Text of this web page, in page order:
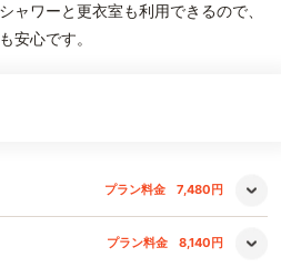
ャワーと更衣室も利用できるので、
安心です。
プラン料金 7,480円
プラン料金 8,140円